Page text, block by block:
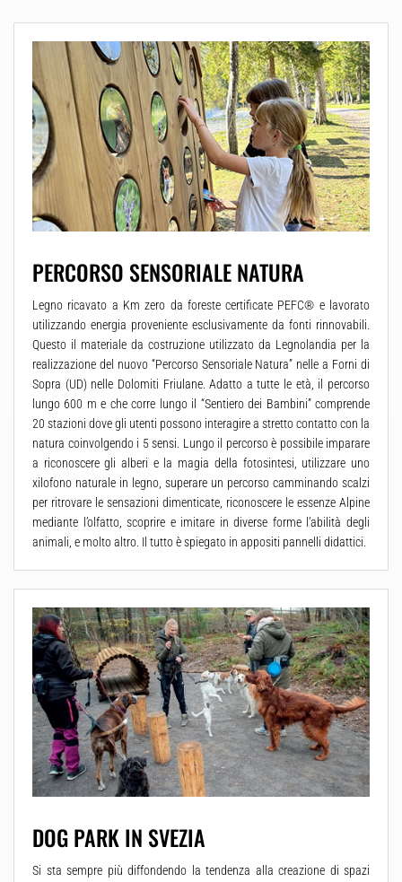
PERCORSO SENSORIALE NATURA
Legno ricavato a Km zero da foreste certificate PEFC® e lavorato
utilizzando energia proveniente esclusivamente da fonti rinnovabili.
Questo il materiale da costruzione utilizzato da Legnolandia per la
realizzazione del nuovo “Percorso Sensoriale Natura” nelle a Forni di
Sopra (UD) nelle Dolomiti Friulane. Adatto a tutte le età, il percorso
lungo 600 m e che corre lungo il “Sentiero dei Bambini” comprende
20 stazioni dove gli utenti possono interagire a stretto contatto con la
natura coinvolgendo i 5 sensi. Lungo il percorso è possibile imparare
a riconoscere gli alberi e la magia della fotosintesi, utilizzare uno
xilofono naturale in legno, superare un percorso camminando scalzi
per ritrovare le sensazioni dimenticate, riconoscere le essenze Alpine
mediante l’olfatto, scoprire e imitare in diverse forme l’abilità degli
animali, e molto altro. Il tutto è spiegato in appositi pannelli didattici.
DOG PARK IN SVEZIA
Si sta sempre più diffondendo la tendenza alla creazione di spazi